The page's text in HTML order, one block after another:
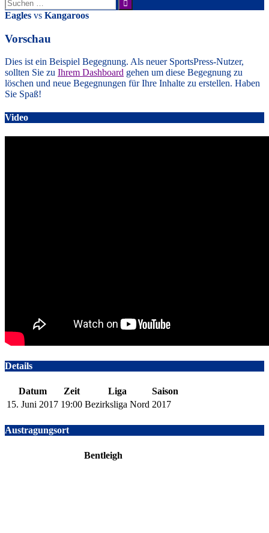
nach:
Eagles vs Kangaroos
Vorschau
Dies ist ein Beispiel Begegnung. Als neuer SportsPress-Nutzer,
sollten Sie zu Ihrem Dashboard gehen um diese Begegnung zu
löschen und neue Begegnungen für Ihre Inhalte zu erstellen. Haben
Sie Spaß!
Video
Details
Datum Zeit Liga
Saison
15. Juni 2017 19:00 Bezirksliga Nord 2017
Austragungsort
Bentleigh